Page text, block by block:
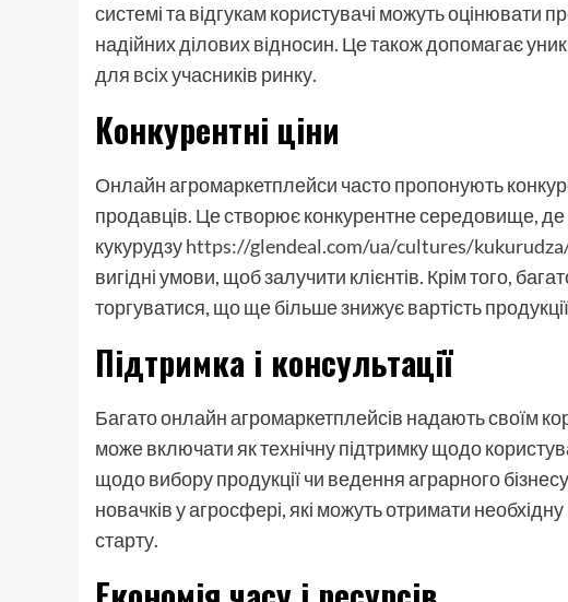
системі та відгукам користувачі можуть оцінювати
надійних ділових відносин. Це також допомагає
для всіх учасників ринку.
Конкурентні ціни
Онлайн агромаркетплейси часто пропонують
продавців. Це створює конкурентне середовище, де
кукурудзуhttps://glendeal.com/ua/cultures/kukurudza/
вигідні умови, щоб залучити клієнтів. Крім того,
торгуватися, що ще більше знижує вартість
Підтримка і консультації
Багато онлайн агромаркетплейсів надають своїм
може включати як технічну підтримку щодо
щодо вибору продукції чи ведення аграрного
новачків у агросфері, які можуть отримати
старту.